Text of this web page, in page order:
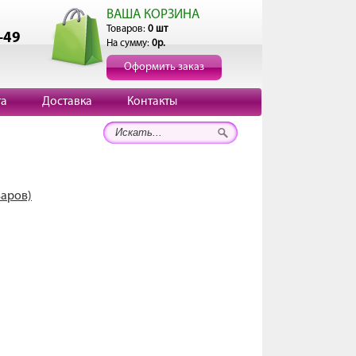
49
ВАША КОРЗИНА
Товаров: 0 шт
На сумму: 0р.
Оформить заказ
Доставка Контакты